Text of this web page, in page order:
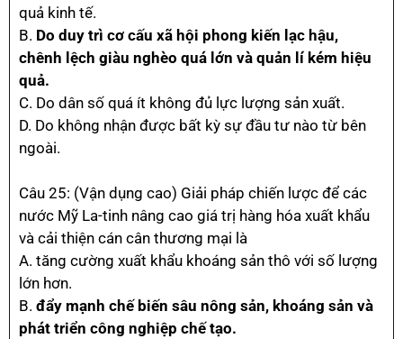
quả kinh tế.
B. Do duy trì cơ cấu xã hội phong kiến lạc hậu,
chênh lệch giàu nghèo quá lớn và quản lí kém hiệu
quả.
C. Do dân số quá ít không đủ lực lượng sản xuất.
D. Do không nhận được bất kỳ sự đầu tư nào từ bên
ngoài.
Câu 25: (Vận dụng cao) Giải pháp chiến lược để các
nước Mỹ La-tinh nâng cao giá trị hàng hóa xuất khẩu
và cải thiện cán cân thương mại là
A. tăng cường xuất khẩu khoáng sản thô với số lượng
lớn hơn.
B. đẩy mạnh chế biến sâu nông sản, khoáng sản và
phát triển công nghiệp chế tạo.